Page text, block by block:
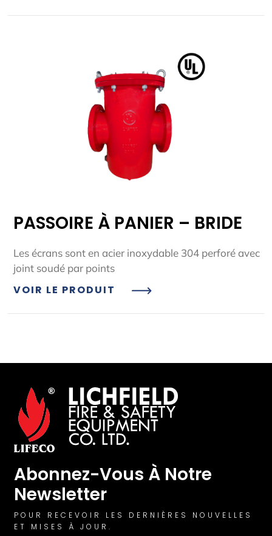
PASSOIRE À PANIER – BRIDE
Les écrans sont en acier inoxydable 304 perforé avec
joint soudé par points
VOIR LE PRODUIT
Abonnez-Vous À Notre
Newsletter
POUR RECEVOIR LES DERNIÈRES NOUVELLES
ET MISES À JOUR.